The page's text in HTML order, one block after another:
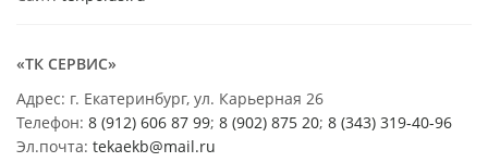
«ТК СЕРВИС»
Адрес: г. Екатеринбург, ул. Карьерная 26
Телефон: 8 (912) 606 87 99; 8 (902) 875 20; 8 (343) 319-40-96
Эл.почта: tekaekb@mail.ru